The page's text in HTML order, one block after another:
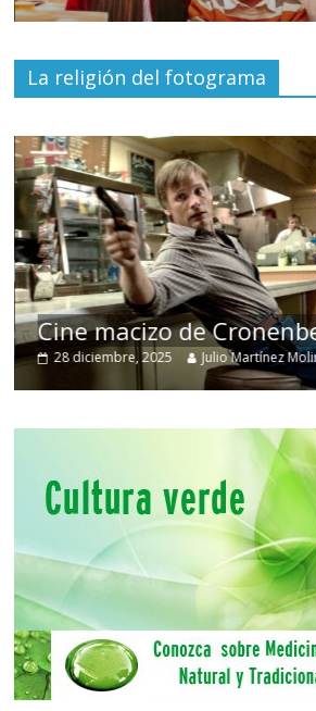
La religión del fotograma
Cine macizo de
28 diciembre, 2025 Julio Martínez